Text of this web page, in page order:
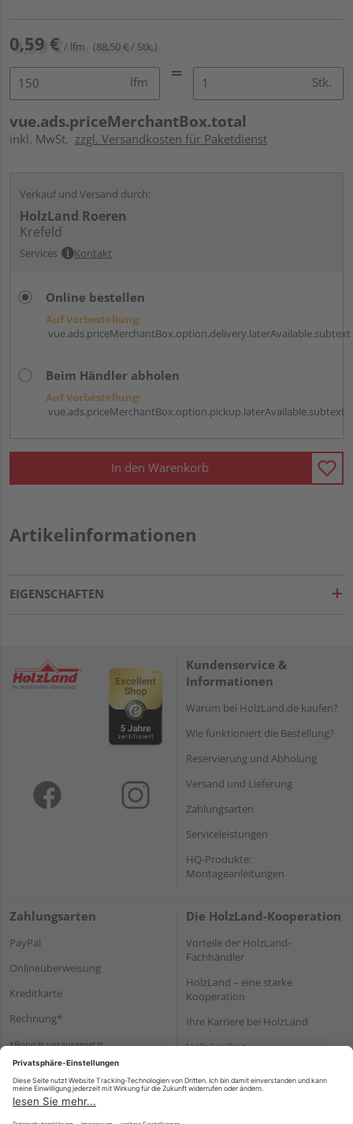
0,59 € / lfm (88,50 € / Stk.)
lfm Stk.
vue.ads.priceMerchantBox.total
inkl. MwSt. zzgl. Versandkosten für Paketdienst
Verkauf und Versand durch:
HolzLand Roeren
Krefeld
Services Kontakt
Online bestellen
Auf Vorbestellung:
vue.ads.priceMerchantBox.option.delivery.laterAvailable.subtext
Beim Händler abholen
Auf Vorbestellung:
vue.ads.priceMerchantBox.option.pickup.laterAvailable.subtext
In den Warenkorb
Artikelinformationen
EIGENSCHAFTEN
Kundenservice &
Informationen
Warum bei HolzLand.de kaufen?
Wie funktioniert die Bestellung?
Reservierung und Abholung
Versand und Lieferung
Zahlungsarten
Serviceleistungen
HQ-Produkte:
Montageanleitungen
Zahlungsarten
PayPal
Onlineüberweisung
Kreditkarte
Rechnung*
*Bonität vorausgesetzt
Die HolzLand-Kooperation
Vorteile der HolzLand-
Fachhändler
HolzLand – eine starke
Kooperation
Ihre Karriere bei HolzLand
Holz-Lexikon